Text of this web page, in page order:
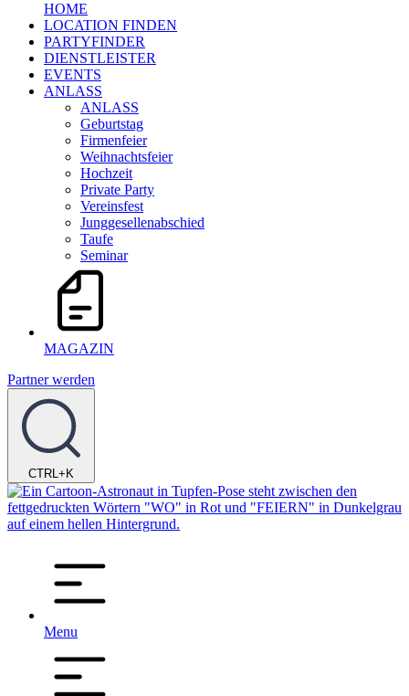
HOME
LOCATION FINDEN
PARTYFINDER
DIENSTLEISTER
EVENTS
ANLASS
ANLASS
Geburtstag
Firmenfeier
Weihnachtsfeier
Hochzeit
Private Party
Vereinsfest
Junggesellenabschied
Taufe
Seminar
MAGAZIN
Partner werden
CTRL+K
Menu